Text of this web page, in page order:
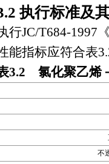
执行标准及
行JC/T684-1997
能指标应符合表
3.2 氯化聚乙烯
不